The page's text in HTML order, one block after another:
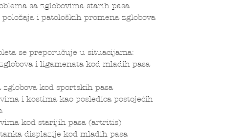
sa zglobovima starih pasa
i patoloških promena zglobova
se preporučuje u situacijama:
i ligamenata kod mladih pasa
zglobova kod sportskih pasa
i kostima kao posledica postojećih
kod starijih pasa (artritis)
displazije kod mladih pasa